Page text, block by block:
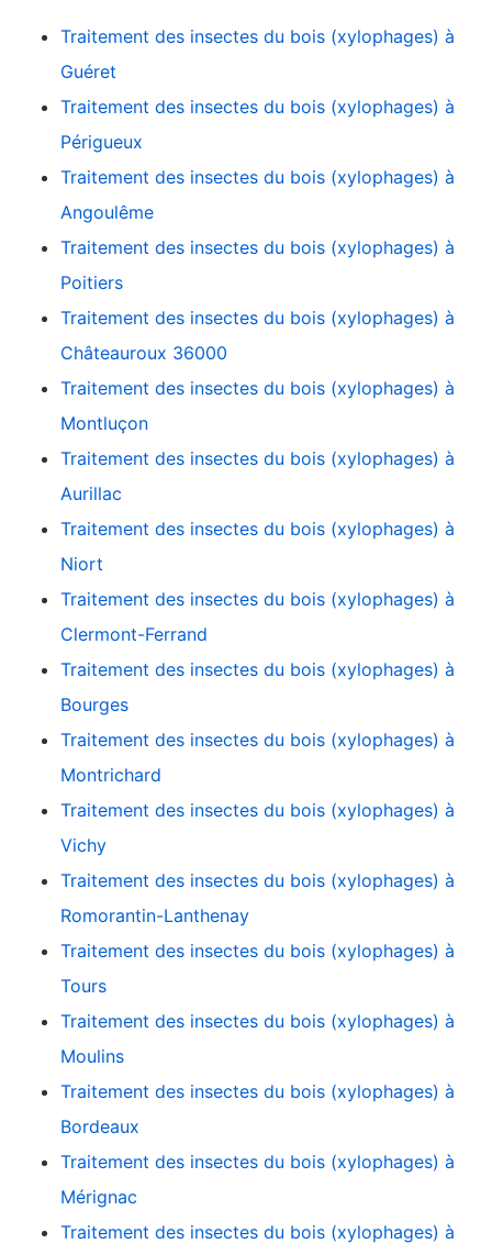
Traitement des insectes du bois (xylophages) à
Guéret
Traitement des insectes du bois (xylophages) à
Périgueux
Traitement des insectes du bois (xylophages) à
Angoulême
Traitement des insectes du bois (xylophages) à
Poitiers
Traitement des insectes du bois (xylophages) à
Châteauroux 36000
Traitement des insectes du bois (xylophages) à
Montluçon
Traitement des insectes du bois (xylophages) à
Aurillac
Traitement des insectes du bois (xylophages) à
Niort
Traitement des insectes du bois (xylophages) à
Clermont-Ferrand
Traitement des insectes du bois (xylophages) à
Bourges
Traitement des insectes du bois (xylophages) à
Montrichard
Traitement des insectes du bois (xylophages) à
Vichy
Traitement des insectes du bois (xylophages) à
Romorantin-Lanthenay
Traitement des insectes du bois (xylophages) à
Tours
Traitement des insectes du bois (xylophages) à
Moulins
Traitement des insectes du bois (xylophages) à
Bordeaux
Traitement des insectes du bois (xylophages) à
Mérignac
Traitement des insectes du bois (xylophages) à